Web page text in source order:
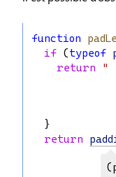
function
if (typeof
return
"
  }
return